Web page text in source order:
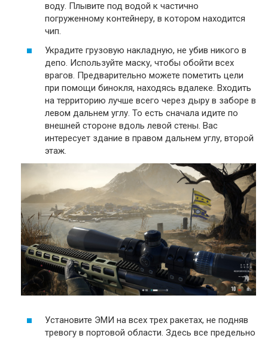
воду. Плывите под водой к частично
погруженному контейнеру, в котором находится
чип.
Украдите грузовую накладную, не убив никого в
депо. Используйте маску, чтобы обойти всех
врагов. Предварительно можете пометить цели
при помощи бинокля, находясь вдалеке. Входить
на территорию лучше всего через дыру в заборе в
левом дальнем углу. То есть сначала идите по
внешней стороне вдоль левой стены. Вас
интересует здание в правом дальнем углу, второй
этаж.
Установите ЭМИ на всех трех ракетах, не подняв
тревогу в портовой области. Здесь все предельно